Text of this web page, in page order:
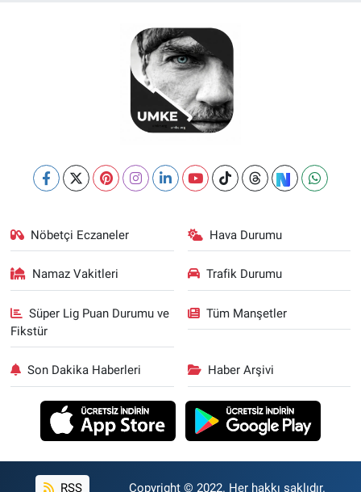
Nöbetçi Eczaneler Hava Durumu
Namaz Vakitleri Trafik Durumu
Süper Lig Puan Durumu ve
Fikstür
Tüm Manşetler
Son Dakika Haberleri Haber Arşivi
RSS Copyright © 2022. Her hakkı saklıdır.